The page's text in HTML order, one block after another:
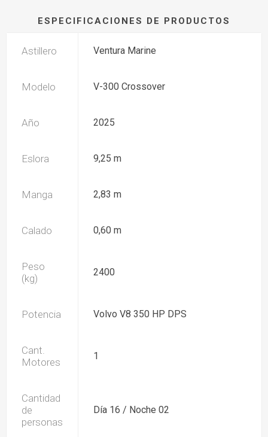
ESPECIFICACIONES DE PRODUCTOS
Astillero Ventura Marine
Modelo V-300 Crossover
Año 2025
Eslora 9,25 m
Manga 2,83 m
Calado 0,60 m
Peso
(kg)
2400
Potencia Volvo V8 350 HP DPS
Cant.
Motores
1
Cantidad
de
personas
Día 16 / Noche 02